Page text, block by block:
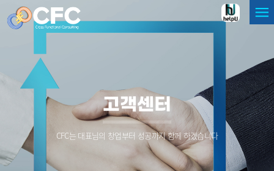
고객센터
CFC는 대표님의 창업부터 성공까지 함께 하겠습니다